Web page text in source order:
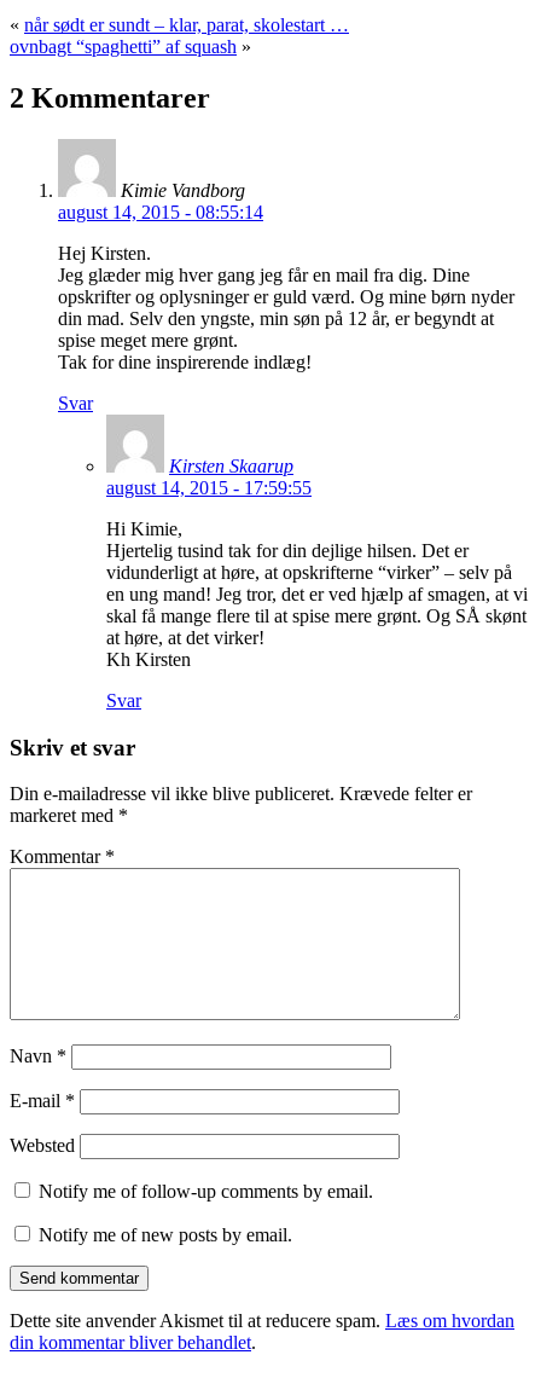
« når sødt er sundt – klar, parat, skolestart …
ovnbagt “spaghetti” af squash »
2 Kommentarer
Kimie Vandborg
august 14, 2015 - 08:55:14
Hej Kirsten.
Jeg glæder mig hver gang jeg får en mail fra dig. Dine
opskrifter og oplysninger er guld værd. Og mine børn nyder
din mad. Selv den yngste, min søn på 12 år, er begyndt at
spise meget mere grønt.
Tak for dine inspirerende indlæg!
Svar
Kirsten Skaarup
august 14, 2015 - 17:59:55
Hi Kimie,
Hjertelig tusind tak for din dejlige hilsen. Det er
vidunderligt at høre, at opskrifterne “virker” – selv på
en ung mand! Jeg tror, det er ved hjælp af smagen, at vi
skal få mange flere til at spise mere grønt. Og SÅ skønt
at høre, at det virker!
Kh Kirsten
Svar
Skriv et svar
Din e-mailadresse vil ikke blive publiceret. Krævede felter er
markeret med *
Kommentar *
Navn *
E-mail *
Websted
Notify me of follow-up comments by email.
Notify me of new posts by email.
Dette site anvender Akismet til at reducere spam. Læs om hvordan
din kommentar bliver behandlet.